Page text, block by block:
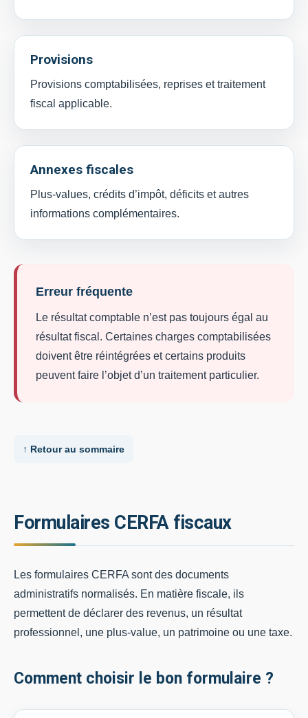
Provisions
Provisions comptabilisées, reprises et traitement
fiscal applicable.
Annexes fiscales
Plus-values, crédits d’impôt, déficits et autres
informations complémentaires.
Erreur fréquente
Le résultat comptable n’est pas toujours égal au
résultat fiscal. Certaines charges comptabilisées
doivent être réintégrées et certains produits
peuvent faire l’objet d’un traitement particulier.
↑ Retour au sommaire
Formulaires CERFA fiscaux
Les formulaires CERFA sont des documents
administratifs normalisés. En matière fiscale, ils
permettent de déclarer des revenus, un résultat
professionnel, une plus-value, un patrimoine ou une taxe.
Comment choisir le bon formulaire ?